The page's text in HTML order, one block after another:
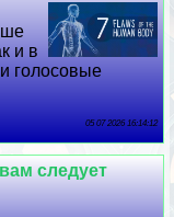
и в
голосовые
05 07 2026 16:14:12
следует